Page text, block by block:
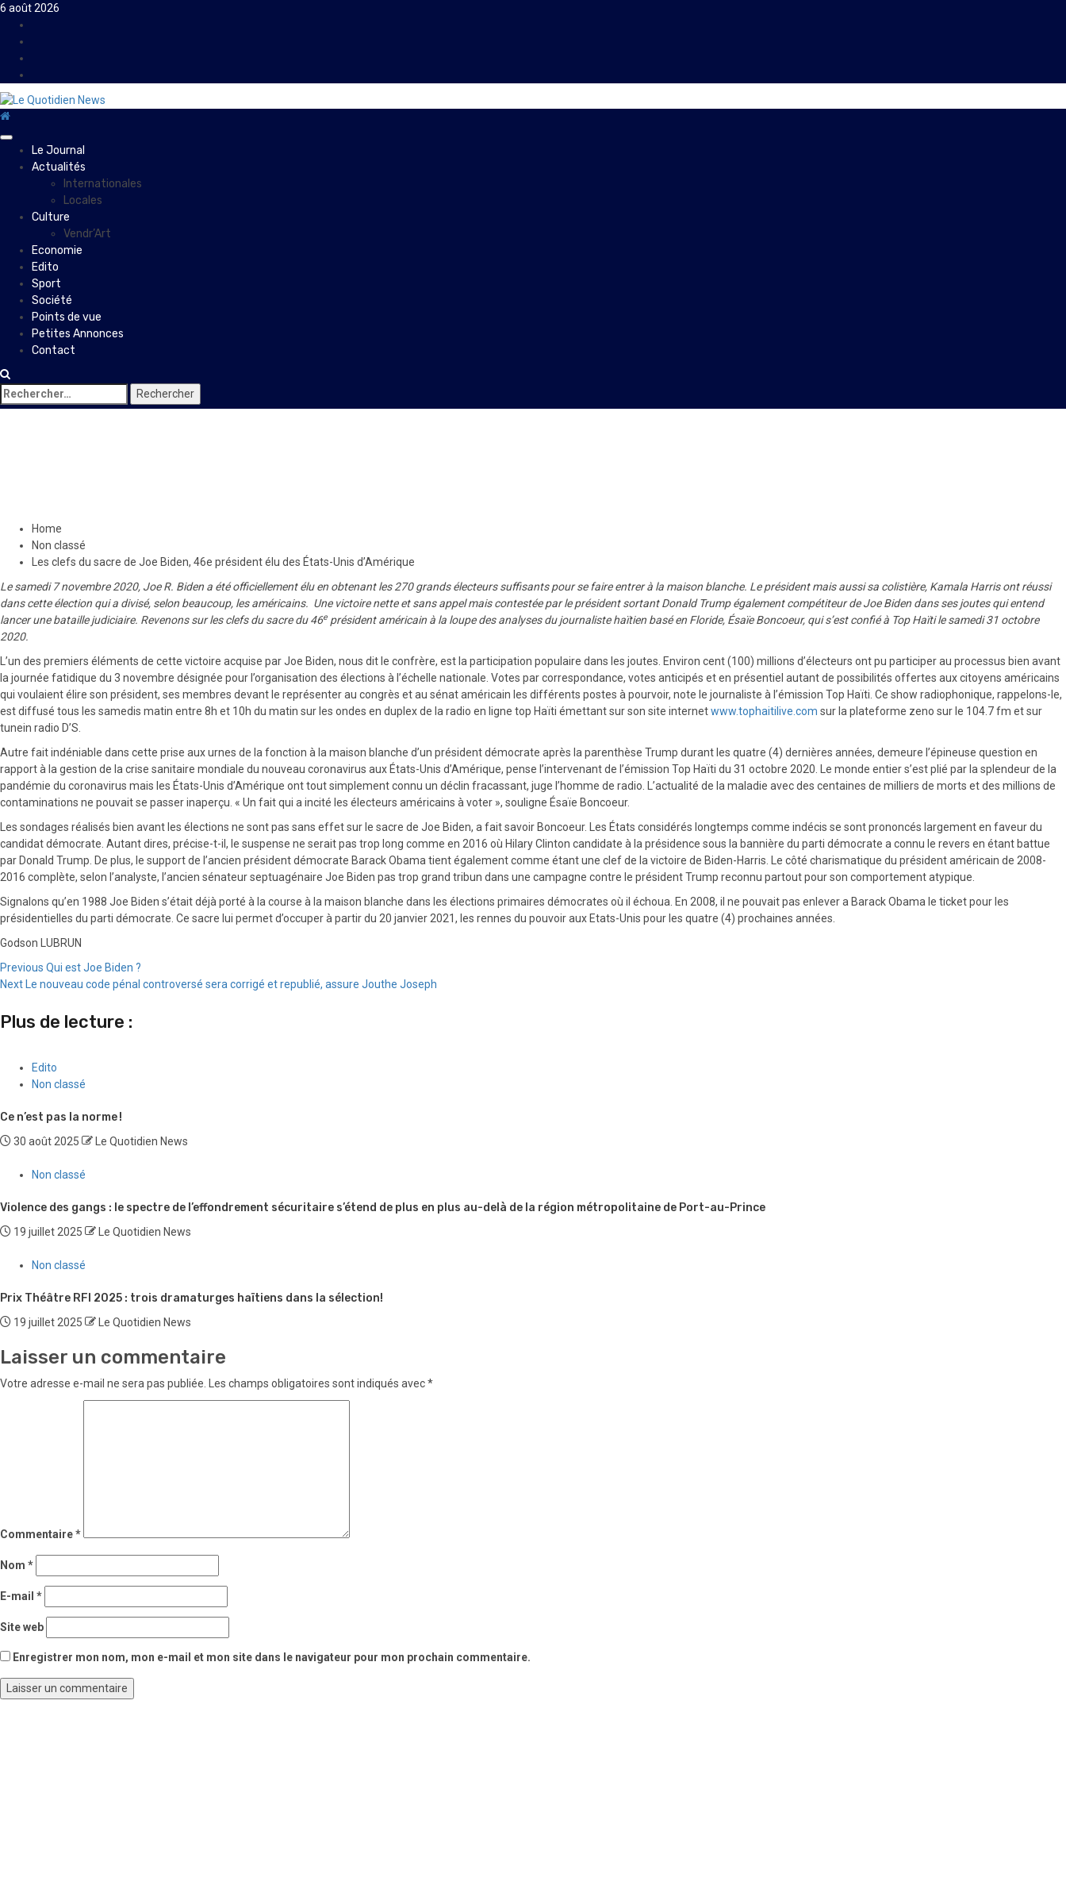
Skip
content
6 août 2026
PrimaryLe Journal
Actualités
Internationales
Locales
Culture
Vendr’Art
Economie
Edito
Sport
Société
Points de vue
Petites Annonces
Contact
Rechercher :
Home
Non classé
Les clefs du sacre de Joe Biden, 46e président élu des États-Unis d’Amérique
Le samedi 7 novembre 2020, Joe R. Biden a été officiellement élu en obtenant les 270 grands électeurs suffisants pour se faire entrer à la maison blanche. Le président mais aussi sa colistière, Kamala Harris ont réussi
dans cette élection qui a divisé, selon beaucoup, les américains. Une victoire nette et sans appel mais contestée par le président sortant Donald Trump également compétiteur de Joe Biden dans ses joutes qui entend
lancer une bataille judiciaire. Revenons sur les clefs du sacre du 46e président américain à la loupe des analyses du journaliste haïtien basé en Floride, Ésaïe Boncoeur, qui s’est confié à Top Haïti le samedi 31 octobre
2020.
L’un des premiers éléments de cette victoire acquise par Joe Biden, nous dit le confrère, est la participation populaire dans les joutes. Environ cent (100) millions d’électeurs ont pu participer au processus bien avant
la journée fatidique du 3 novembre désignée pour l’organisation des élections à l’échelle nationale. Votes par correspondance, votes anticipés et en présentiel autant de possibilités offertes aux citoyens américains
qui voulaient élire son président, ses membres devant le représenter au congrès et au sénat américain les différents postes à pourvoir, note le journaliste à l’émission Top Haïti. Ce show radiophonique, rappelons-le,
est diffusé tous les samedis matin entre 8h et 10h du matin sur les ondes en duplex de la radio en ligne top Haïti émettant sur son site internetwww.tophaitilive.com sur la plateforme zeno sur le 104.7 fm et sur
tunein radio D’S.
Autre fait indéniable dans cette prise aux urnes de la fonction à la maison blanche d’un président démocrate après la parenthèse Trump durant les quatre (4) dernières années, demeure l’épineuse question en
rapport à la gestion de la crise sanitaire mondiale du nouveau coronavirus aux États-Unis d’Amérique, pense l’intervenant de l’émission Top Haïti du 31 octobre 2020. Le monde entier s’est plié par la splendeur de la
pandémie du coronavirus mais les États-Unis d’Amérique ont tout simplement connu un déclin fracassant, juge l’homme de radio. L’actualité de la maladie avec des centaines de milliers de morts et des millions de
contaminations ne pouvait se passer inaperçu. « Un fait qui a incité les électeurs américains à voter », souligne Ésaïe Boncoeur.
Les sondages réalisés bien avant les élections ne sont pas sans effet sur le sacre de Joe Biden, a fait savoir Boncoeur. Les États considérés longtemps comme indécis se sont prononcés largement en faveur du
candidat démocrate. Autant dires, précise-t-il, le suspense ne serait pas trop long comme en 2016 où Hilary Clinton candidate à la présidence sous la bannière du parti démocrate a connu le revers en étant battue
par Donald Trump. De plus, le support de l’ancien président démocrate Barack Obama tient également comme étant une clef de la victoire de Biden-Harris. Le côté charismatique du président américain de 2008-
2016 complète, selon l’analyste, l’ancien sénateur septuagénaire Joe Biden pas trop grand tribun dans une campagne contre le président Trump reconnu partout pour son comportement atypique.
Signalons qu’en 1988 Joe Biden s’était déjà porté à la course à la maison blanche dans les élections primaires démocrates où il échoua. En 2008, il ne pouvait pas enlever a Barack Obama le ticket pour les
présidentielles du parti démocrate. Ce sacre lui permet d’occuper à partir du 20 janvier 2021, les rennes du pouvoir aux Etats-Unis pour les quatre (4) prochaines années.
Godson LUBRUN
Continue
Reading
Previous Qui est Joe Biden ?
Next Le nouveau code pénal controversé sera corrigé et republié, assure Jouthe Joseph
Plus de lecture :
Edito
Non classé
Ce n’est pas la norme !
30 août 2025 Le Quotidien News
Non classé
Violence des gangs : le spectre de l’effondrement sécuritaire s’étend de plus en plus au-delà de la région métropolitaine de Port-au-Prince
19 juillet 2025 Le Quotidien News
Non classé
Prix Théâtre RFI 2025 : trois dramaturges haïtiens dans la sélection!
19 juillet 2025 Le Quotidien News
Laisser un commentaire
Votre adresse e-mail ne sera pas publiée. Les champs obligatoires sont indiqués avec*
Commentaire*
Nom *
E-mail *
Site web
Enregistrer mon nom, mon e-mail et mon site dans le navigateur pour mon prochain commentaire.